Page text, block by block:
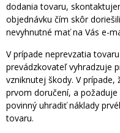
dodania tovaru,
objednávku čím skôr
nevyhnutné mať na Vás e-
V prípade neprevzatia
prevádzkovateľ vyhradzuje
vzniknutej škody. V
prvom doručení, a
povinný uhradiť náklady
tovaru.